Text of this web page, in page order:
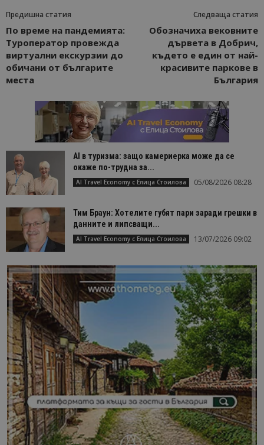
Предишна статия
По време на пандемията:
Туроператор провежда
виртуални екскурзии до
обичани от българите
места
Следваща статия
Обозначиха вековните
дървета в Добрич,
където е един от най-
красивите паркове в
България
AI в туризма: защо камериерка може да се
окаже по-трудна за...
AI Travel Economy с Елица Стоилова 05/08/2026 08:28
Тим Браун: Хотелите губят пари заради грешки в
данните и липсващи...
AI Travel Economy с Елица Стоилова 13/07/2026 09:02